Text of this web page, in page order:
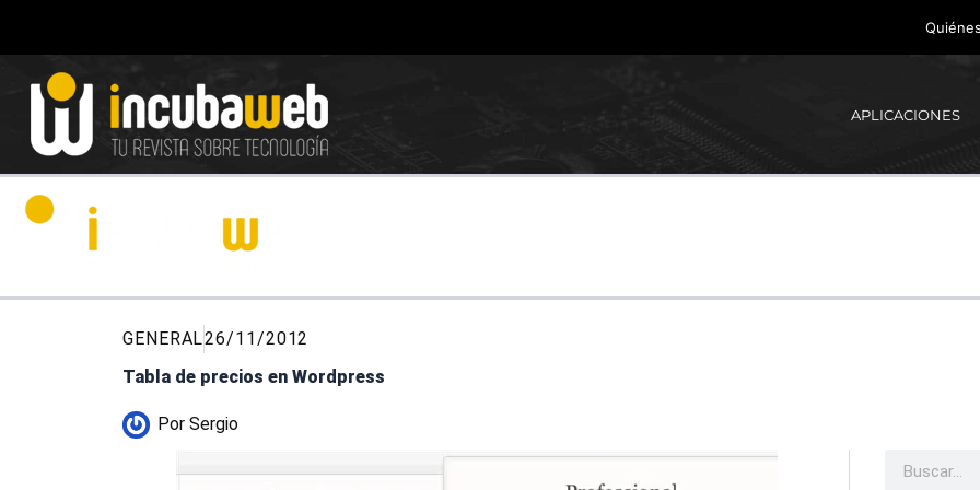
contenido
APLICACIONES
GENERAL26/11/2012
Tabla de precios en Wordpress
Por Sergio